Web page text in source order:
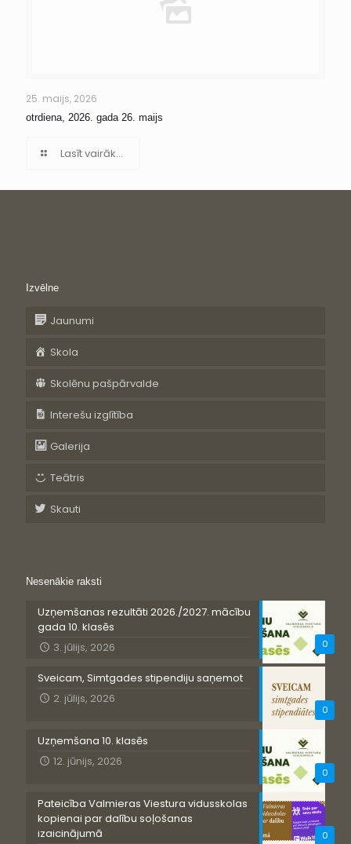
25. maijs, 2026
otrdiena, 2026. gada 26. maijs
Lasīt vairāk...
Izvēlne
Jaunumi
Skola
Skolēnu pašpārvalde
Interešu izglītība
Galerija
Teātris
Skauti
Nesenākie raksti
0
Uzņemšanas rezultāti 2026./2027. mācību
gada 10. klasēs
3. jūlijs, 2026
0
Sveicam, Simtgades stipendiju saņemot
2. jūlijs, 2026
0
Uzņemšana 10. klasēs
12. jūnijs, 2026
0
Pateicība Valmieras Viestura vidusskolas
kopienai par dalību soļošanas
izaicinājumā